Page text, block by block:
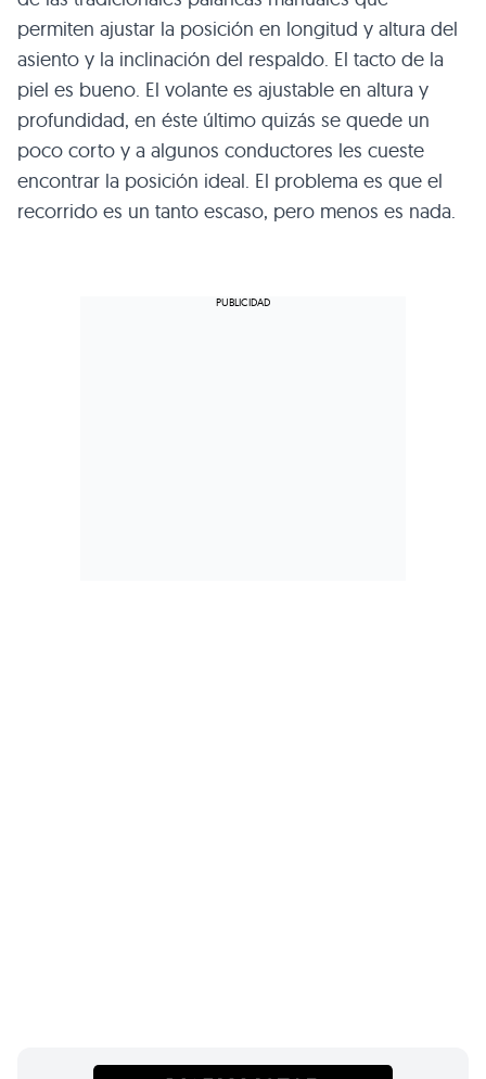
permiten ajustar la posición en longitud y altura del
asiento y la inclinación del respaldo. El tacto de la
piel es bueno. El volante es ajustable en altura y
profundidad, en éste último quizás se quede un
poco corto y a algunos conductores les cueste
encontrar la posición ideal. El problema es que el
recorrido es un tanto escaso, pero menos es nada.